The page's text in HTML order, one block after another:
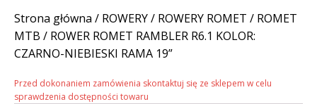
Strona główna / ROWERY/ ROWERY ROMET / ROMET
MTB / ROWER ROMET RAMBLER R6.1 KOLOR:
CZARNO-NIEBIESKI RAMA 19”
Przed dokonaniem zamówienia skontaktuj się ze sklepem w celu
sprawdzenia dostępności towaru